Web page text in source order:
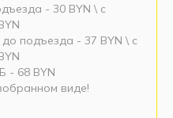
- 30 BYN \ c
подъезда - 37 BYN \ c
- 68 BYN
виде!